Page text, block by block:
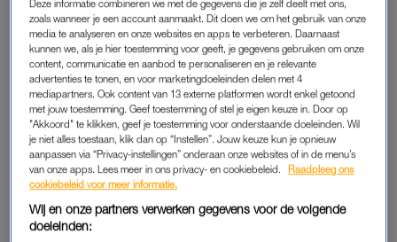
Beau besluit voor haar uit te lopen om zo niet intimiderend
over te komen, maar wel een oogje in het zeil te kunnen
houden. “Zij koos ervoor een andere weg in te slaan en kruiste
mijn pad na een minuut of tien weer. Ik ben bijna twee meter,
dus ik was verbaasd dat ze sneller had gelopen. Ik vroeg haar
grappend waar ze vandaan kwam en hoe ze zo snel had
gelopen. Ze vertelde dat ze was gaan rennen langs een
autoweg, omdat ze het eng vond. Er was langs die weg geen
trottoir en auto’s reden daar 80 kilometer per uur, maar zij
vond dat veiliger dan bij mij in de buurt lopen.”
Deze informatie combineren we met de gegevens die je zelf deelt met ons,
zoals wanneer je een account aanmaakt. Dit doen we om het gebruik van onze
media te analyseren en onze websites en apps te verbeteren. Daarnaast
kunnen we, als je hier toestemming voor geeft, je gegevens gebruiken om onze
content, communicatie en aanbod te personaliseren en je relevante
advertenties te tonen, en voor marketingdoeleinden delen met 4
mediapartners. Ook content van 13 externe platformen wordt enkel getoond
met jouw toestemming. Geef toestemming of stel je eigen keuze in. Door op
"Akkoord" te klikken, geef je toestemming voor onderstaande doeleinden. Wil
je niet alles toestaan, klik dan op “Instellen”. Jouw keuze kun je opnieuw
aanpassen via “Privacy-instellingen” onderaan onze websites of in de menu’s
van onze apps. Lees meer in ons privacy- en cookiebeleid.
Raadpleeg ons
cookiebeleid voor meer informatie.
Wij en onze partners verwerken gegevens voor de volgende
doeleinden: